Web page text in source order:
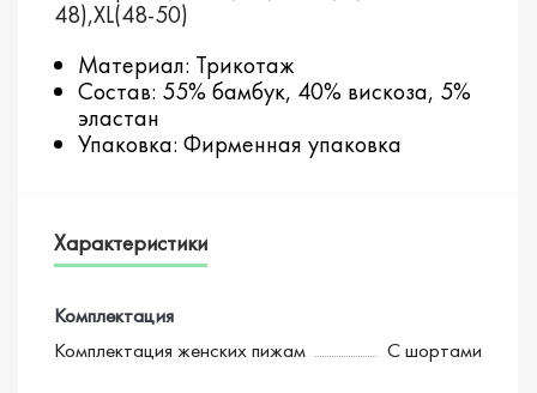
48),XL(48-50)
Материал: Трикотаж
Состав: 55% бамбук, 40% вискоза, 5%
эластан
Упаковка: Фирменная упаковка
Характеристики
Комплектация
Комплектация женских пижам
С шортами